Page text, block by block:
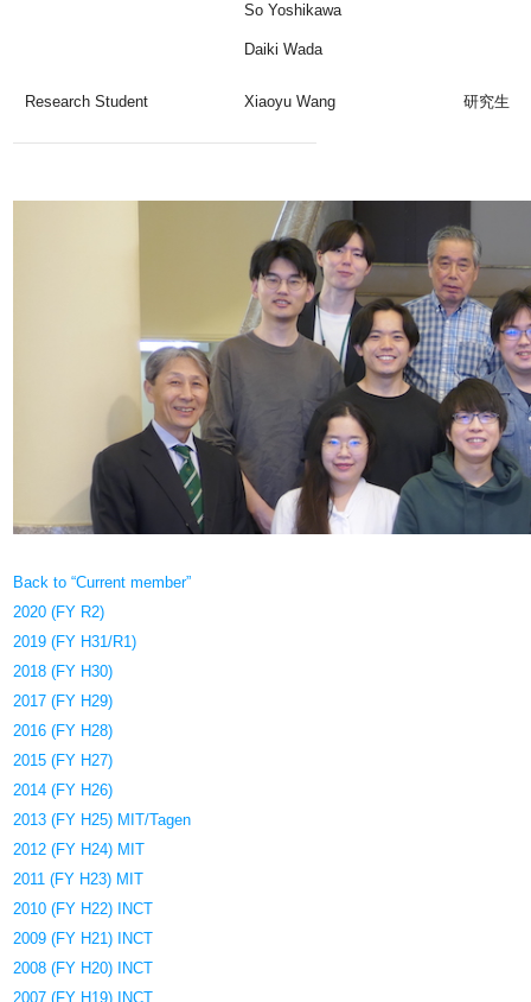
So Yoshikawa
Daiki Wada
Research Student Xiaoyu Wang 研究生
Back to “Current member”
2020 (FY R2)
2019 (FY H31/R1)
2018 (FY H30)
2017 (FY H29)
2016 (FY H28)
2015 (FY H27)
2014 (FY H26)
2013 (FY H25) MIT/Tagen
2012 (FY H24) MIT
2011 (FY H23) MIT
2010 (FY H22) INCT
2009 (FY H21) INCT
2008 (FY H20) INCT
2007 (FY H19) INCT